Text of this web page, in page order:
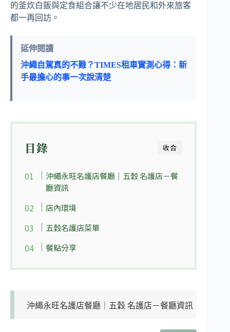
的釜炊白飯與定食組合讓不少在地居民和外來旅客
都一再回訪。
延伸閱讀
沖繩自駕真的不難？TIMES租車實測心得：新
手最擔心的事一次說清楚
收合
目錄
沖繩永旺名護店餐廳｜五穀 名護店－餐
廳資訊
店內環境
五穀名護店菜單
餐點分享
沖繩永旺名護店餐廳｜五穀 名護店－餐廳資訊